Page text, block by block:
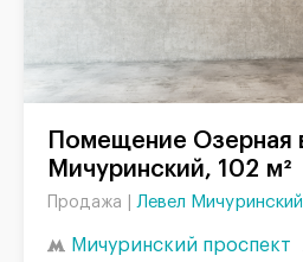
Помещение Озерная в ЖК Левел
Мичуринский, 102 м²
Продажа | Левел Мичуринский
Мичуринский проспект